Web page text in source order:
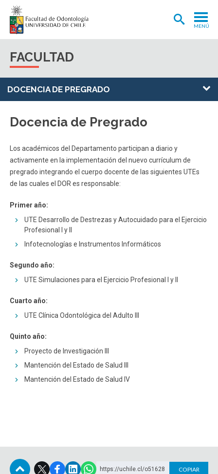
MENÚ
POSTGRADOS Y POSTÍTULOS
EXTENSIÓN
INTERNACIONAL
CLÍNICA ODONTOLÓGICA
BIBLIOTECA
ESTUDIANTES ACADÉMICOS
FUNCIONARIOS EGRESADOS
FACULTAD
DOCENCIA DE PREGRADO
Docencia de Pregrado
Los académicos del Departamento participan a diario y
activamente en la implementación del nuevo currículum de
pregrado integrando el cuerpo docente de las siguientes UTEs
de las cuales el DOR es responsable:
Primer año:
UTE Desarrollo de Destrezas y Autocuidado para el Ejercicio
Profesional I y II
Infotecnologías e Instrumentos Informáticos
Segundo año:
UTE Simulaciones para el Ejercicio Profesional I y II
Cuarto año:
UTE Clínica Odontológica del Adulto III
Quinto año:
Proyecto de Investigación III
Mantención del Estado de Salud III
Mantención del Estado de Salud IV
https://uchile.cl/o51628 COPIAR